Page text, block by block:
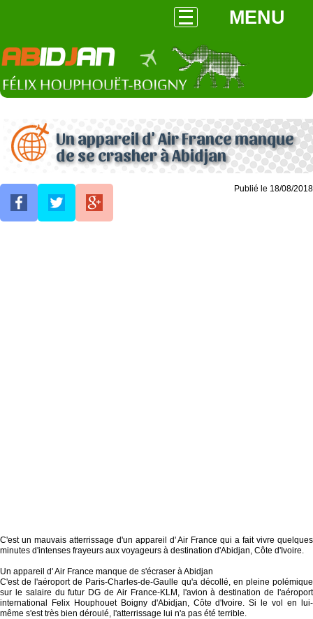
MENU
Un appareil d' Air France manque
de se crasher à Abidjan
Publié le 18/08/2018
C'est un mauvais atterrissage d'un appareil d' Air France qui a fait vivre quelques
minutes d'intenses frayeurs aux voyageurs à destination d'Abidjan, Côte d'Ivoire.
Un appareil d' Air France manque de s'écraser à Abidjan
C'est de l'aéroport de Paris-Charles-de-Gaulle qu'a décollé, en pleine polémique
sur le salaire du futur DG de Air France-KLM, l'avion à destination de l'aéroport
international Felix Houphouet Boigny d'Abidjan, Côte d'Ivoire. Si le vol en lui-
même s'est très bien déroulé, l'atterrissage lui n'a pas été terrible.